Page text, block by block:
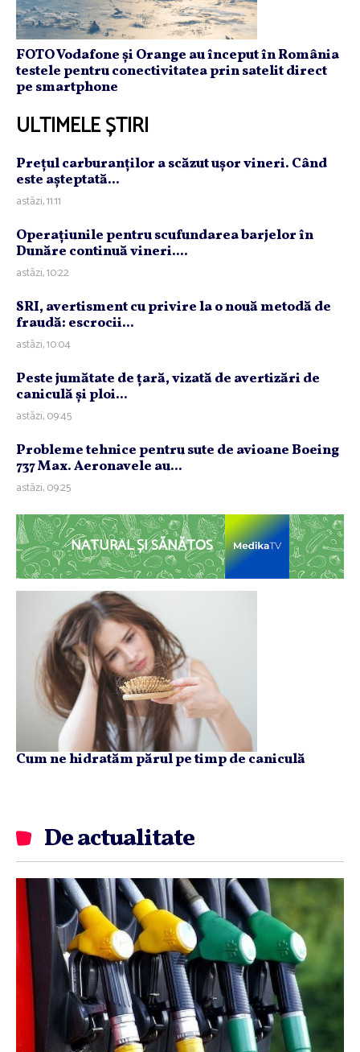
FOTO Vodafone și Orange au început în România
testele pentru conectivitatea prin satelit direct
pe smartphone
ULTIMELE ȘTIRI
Preţul carburanţilor a scăzut uşor vineri. Când
este aşteptată...
astăzi, 11:11
Operaţiunile pentru scufundarea barjelor în
Dunăre continuă vineri....
astăzi, 10:22
SRI, avertisment cu privire la o nouă metodă de
fraudă: escrocii...
astăzi, 10:04
Peste jumătate de ţară, vizată de avertizări de
caniculă şi ploi...
astăzi, 09:45
Probleme tehnice pentru sute de avioane Boeing
737 Max. Aeronavele au...
astăzi, 09:25
NATURAL ȘI SĂNĂTOS
Cum ne hidratăm părul pe timp de caniculă
De actualitate